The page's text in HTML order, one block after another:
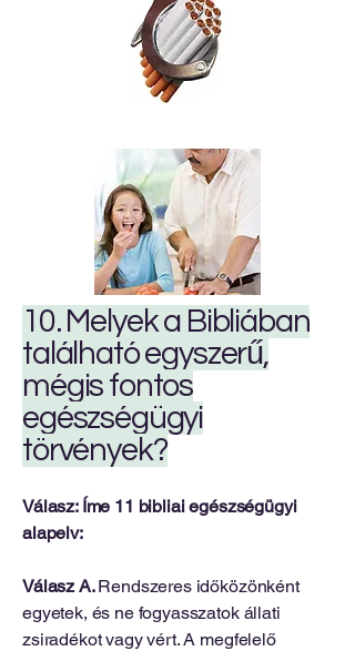
10. Melyek a Bibliában
található egyszerű,
mégis fontos
egészségügyi
törvények?
Válasz: Íme 11 bibliai egészségügyi
alapelv:
Válasz A.Rendszeres időközönként
egyetek, és ne fogyasszatok állati
zsiradékot vagy vért. A megfelelő